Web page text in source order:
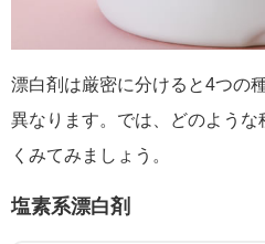
漂白剤は厳密に分けると4つの
異なります。では、どのよう
くみてみましょう。
塩素系漂白剤